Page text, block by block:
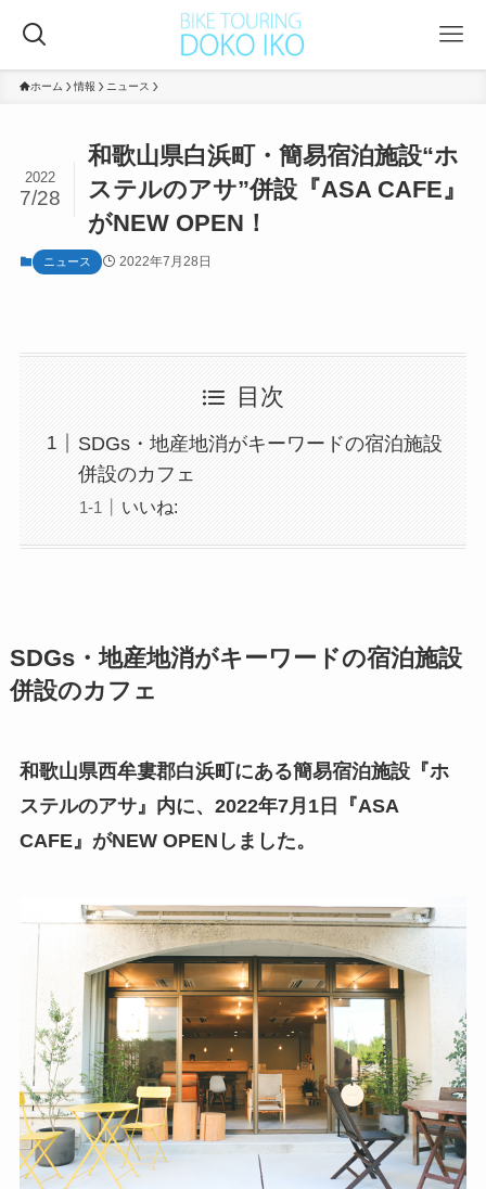
ホーム 情報 ニュース
和歌山県白浜町・簡易宿泊施設“ホ
ステルのアサ”併設『ASA CAFE』
がNEW OPEN！
2022
7/28
ニュース 2022年7月28日
目次
SDGs・地産地消がキーワードの宿泊施設
併設のカフェ
いいね:
SDGs・地産地消がキーワードの宿泊施設
併設のカフェ
和歌山県西牟婁郡白浜町にある簡易宿泊施設『ホ
ステルのアサ』内に、2022年7月1日『ASA
CAFE』がNEW OPENしました。